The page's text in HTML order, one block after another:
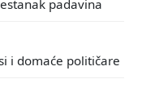
padavina
i domaće političare